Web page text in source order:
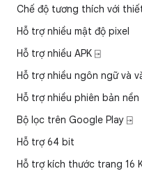
Chế độ tương thích với
Hỗ trợ nhiều mật độ pixel
Hỗ trợ nhiều APK ⍈
Hỗ trợ nhiều ngôn ngữ và
Hỗ trợ nhiều phiên bản
Bộ lọc trên Google Play ⍈
Hỗ trợ 64 bit
Hỗ trợ kích thước trang 16